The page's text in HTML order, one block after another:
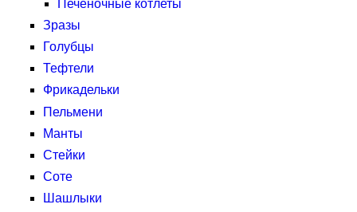
Печеночные котлеты
Зразы
Голубцы
Тефтели
Фрикадельки
Пельмени
Манты
Стейки
Соте
Шашлыки